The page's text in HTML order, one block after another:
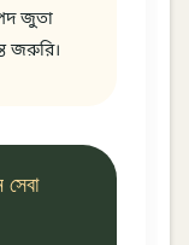
জুতা
জরুরি।